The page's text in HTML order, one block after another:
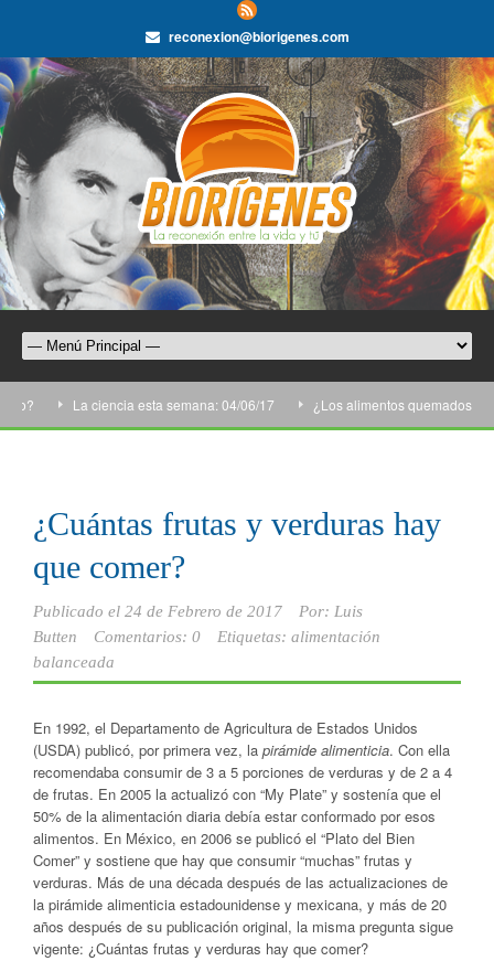
reconexion@biorigenes.com
La ciencia esta semana: 04/06/17 ¿Los alimentos quemados
¿Cuántas frutas y verduras hay
que comer?
Publicado el 24 de Febrero de 2017 Por: Luis
Butten
Comentarios: 0 Etiquetas: alimentación
balanceada
En 1992, el Departamento de Agricultura de Estados Unidos
(USDA) publicó, por primera vez, la pirámide alimenticia. Con ella
recomendaba consumir de 3 a 5 porciones de verduras y de 2 a 4
de frutas. En 2005 la actualizó con “My Plate” y sostenía que el
50% de la alimentación diaria debía estar conformado por esos
alimentos. En México, en 2006 se publicó el “Plato del Bien
Comer” y sostiene que hay que consumir “muchas” frutas y
verduras. Más de una década después de las actualizaciones de
la pirámide alimenticia estadounidense y mexicana, y más de 20
años después de su publicación original, la misma pregunta sigue
vigente: ¿Cuántas frutas y verduras hay que comer?